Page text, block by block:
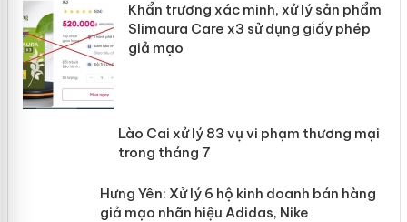
Khẩn trương xác minh, xử lý sản phẩm
Slimaura Care x3 sử dụng giấy phép
giả mạo
Lào Cai xử lý 83 vụ vi phạm thương
mại trong tháng 7